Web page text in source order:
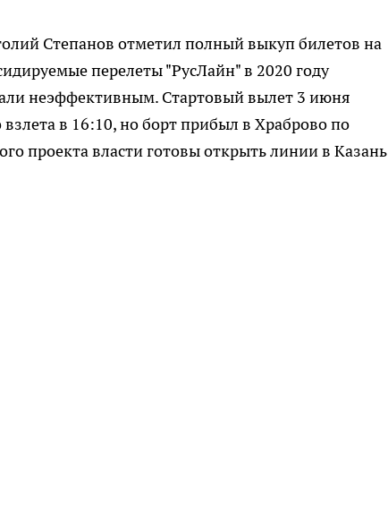
Степанов отметил полный выкуп билетов на
перелеты "РусЛайн" в 2020 году
неэффективным. Стартовый вылет 3 июня
в 16:10, но борт прибыл в Храброво по
проекта власти готовы открыть линии в Казань